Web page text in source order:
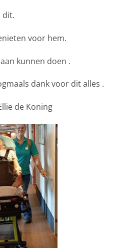
dit.
voor hem.
kunnen doen .
dank voor dit alles .
de Koning